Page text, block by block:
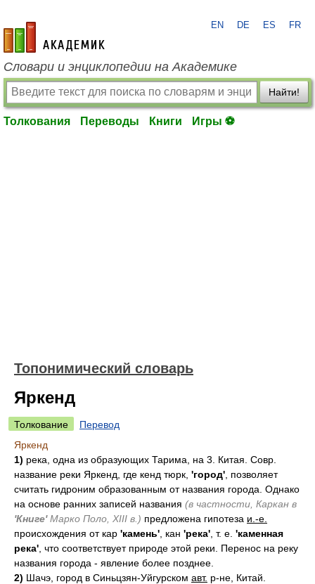
academic.ru
EN DE ES FR
Словари и энциклопедии на Академике
Найти!
Толкования Переводы Книги Игры ⚽
Топонимический словарь
Яркенд
Толкование
Перевод
Яркенд
1) река, одна из образующих Тарима, на 3. Китая. Совр.
название реки Яркенд, где кенд тюрк, 'город' , позволяет
считать гидроним образованным от названия города. Однако
на основе ранних записей названия (в частности, Каркан в
'Книге'Марко Поло, XIII в.) предложена гипотеза и.-е.
происхождения от кар 'камень' , кан 'река' , т. е. 'каменная
река' , что соответствует природе этой реки. Перенос на реку
названия города - явление более позднее.
2) Шачэ, город в Синьцзян-Уйгурском авт. р-не, Китай.